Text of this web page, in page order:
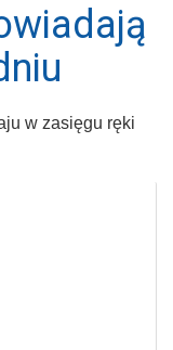
w zasięgu ręki